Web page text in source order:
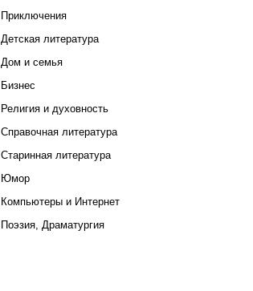
Приключения
Детская литература
Дом и семья
Бизнес
Религия и духовность
Справочная литература
Старинная литература
Юмор
Компьютеры и Интернет
Поэзия, Драматургия